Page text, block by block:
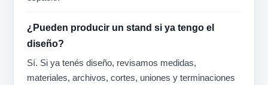
¿Pueden producir un stand si ya tengo el
diseño?
Sí. Si ya tenés diseño, revisamos medidas,
materiales, archivos, cortes, uniones y terminaciones